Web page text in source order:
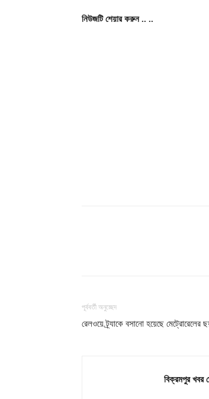
নিউজটি শেয়ার করুন .. ..
পূর্ববর্তী অনুচ্ছেদ
রেলওয়ে ট্র্যাকে বসানো হয়েছে মেট্রোরেলের
বিক্রমপুর খবর